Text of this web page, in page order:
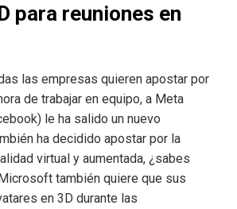
para reuniones en
las empresas quieren apostar por
de trabajar en equipo, a Meta
le ha salido un nuevo
ha decidido apostar por la
virtual y aumentada, ¿sabes
también quiere que sus
en 3D durante las